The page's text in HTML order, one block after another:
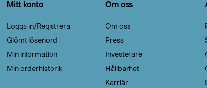
Mitt konto
Logga in/Registrera
Glömt lösenord
Min information
Min orderhistorik
Om oss
Om oss
Press
Investerare
Hållbarhet
Karriär